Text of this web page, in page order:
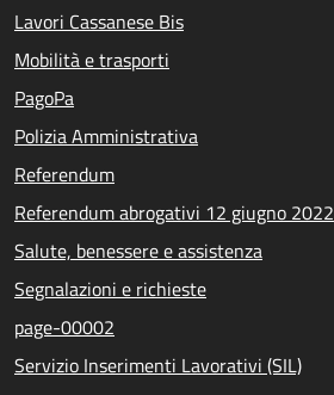
Lavori Cassanese Bis
Mobilità e trasporti
PagoPa
Polizia Amministrativa
Referendum
Referendum abrogativi 12 giugno 2022
Salute, benessere e assistenza
Segnalazioni e richieste
page-00002
Servizio Inserimenti Lavorativi (SIL)